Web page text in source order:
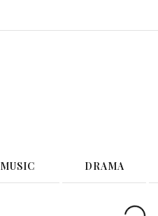
MUSIC DRAMA